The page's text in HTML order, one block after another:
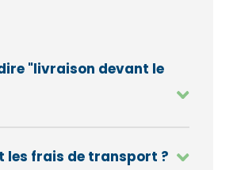
"livraison devant le
les frais de transport ?